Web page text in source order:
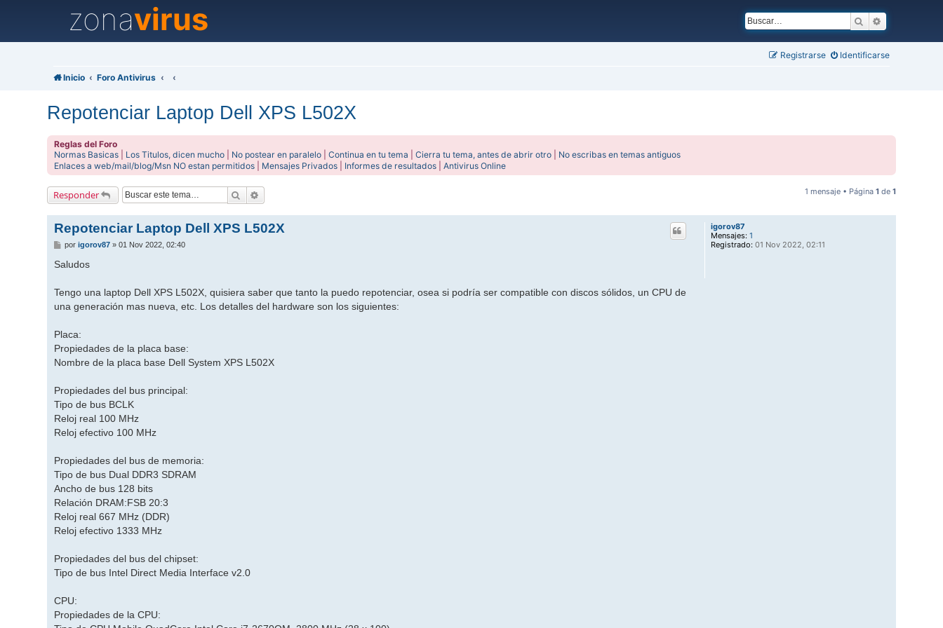
zonavirus Buscar
Identificarse
Registrarse
Inicio Foro Antivirus
Repotenciar Laptop Dell XPS L502X
Reglas del Foro
Normas Basicas
Los Titulos, dicen mucho No postear en paralelo |Continua en tu tema |Cierra tu tema, antes de abrir otro
No escribas en temas antiguos
Enlaces a web/mail/blog/Msn NO estan permitidos
Mensajes Privados Informes de resultados |Antivirus Online
Responder Buscar 1 mensaje • Página 1 de 1
igorov87
Mensajes: 1
Registrado: 01 Nov 2022, 02:11
Repotenciar Laptop Dell XPS L502X
M
n
j
e
porigorov87 »01 Nov 2022, 02:40
Saludos
Tengo una laptop Dell XPS L502X, quisiera saber que tanto la puedo repotenciar, osea si podría ser compatible con discos sólidos, un CPU de
una generación mas nueva, etc. Los detalles del hardware son los siguientes:
Placa:
Propiedades de la placa base:
Nombre de la placa base Dell System XPS L502X
Propiedades del bus principal:
Tipo de bus BCLK
Reloj real 100 MHz
Reloj efectivo 100 MHz
Propiedades del bus de memoria:
Tipo de bus Dual DDR3 SDRAM
Ancho de bus 128 bits
Relación DRAM:FSB 20:3
Reloj real 667 MHz (DDR)
Reloj efectivo 1333 MHz
Propiedades del bus del chipset:
Tipo de bus Intel Direct Media Interface v2.0
CPU:
Propiedades de la CPU: